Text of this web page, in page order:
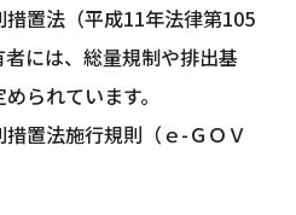
置法（平成11年法律第105
には、総量規制や排出基
られています。
置法施行規則（ｅ-ＧＯＶ